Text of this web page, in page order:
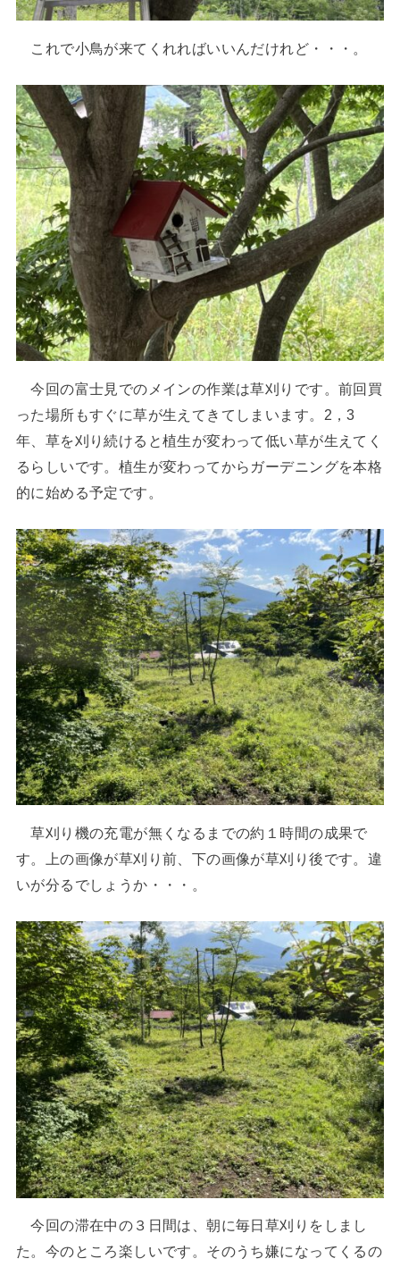
これで小鳥が来てくれればいいんだけれど・・・。
今回の富士見でのメインの作業は草刈りです。前回買
った場所もすぐに草が生えてきてしまいます。2，3
年、草を刈り続けると植生が変わって低い草が生えてく
るらしいです。植生が変わってからガーデニングを本格
的に始める予定です。
草刈り機の充電が無くなるまでの約１時間の成果で
す。上の画像が草刈り前、下の画像が草刈り後です。違
いが分るでしょうか・・・。
今回の滞在中の３日間は、朝に毎日草刈りをしまし
た。今のところ楽しいです。そのうち嫌になってくるの